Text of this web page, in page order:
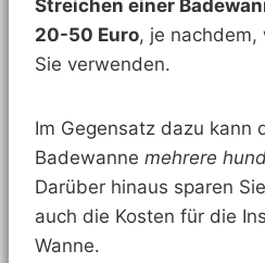
Streichen einer
20-50 Euro, je nachdem,
Sie verwenden.
Im Gegensatz dazu kann
Badewanne mehrere
Darüber hinaus sparen
auch die Kosten für die
Wanne.